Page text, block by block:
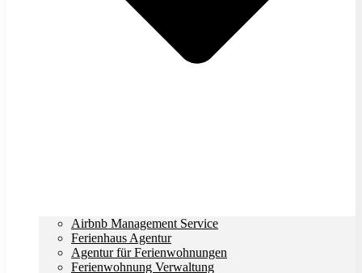
Airbnb Management Service
Ferienhaus Agentur
Agentur für Ferienwohnungen
Ferienwohnung Verwaltung